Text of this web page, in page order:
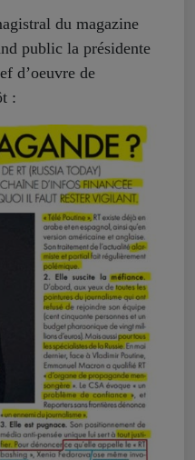
du magazine
public la présidente
d’oeuvre de
: